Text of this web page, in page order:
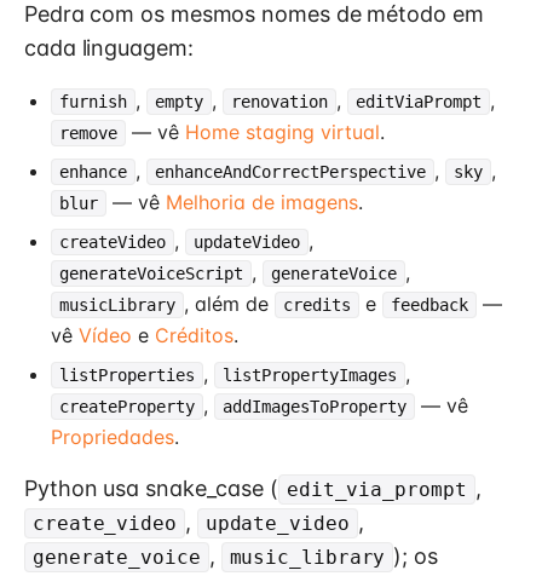
Pedra com os mesmos nomes de método em
cada linguagem:
furnish , empty , renovation , editViaPrompt ,
remove — vê Home staging virtual.
enhance , enhanceAndCorrectPerspective , sky ,
blur — vê Melhoria de imagens.
createVideo , updateVideo ,
generateVoiceScript , generateVoice ,
musicLibrary , além de credits e feedback
—
vê Vídeo e Créditos.
listProperties , listPropertyImages ,
createProperty , addImagesToProperty
— vê
Propriedades.
Python usa snake_case ( edit_via_prompt ,
create_video , update_video ,
generate_voice , music_library ); os